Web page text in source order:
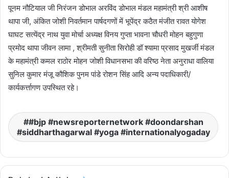
पूनम नौटियाल जी निरंजन डोभाल अरविंद डोभाल मंडल महामंत्री श्री आशीष
थापा जी, अंकित जोशी निवर्तमान पार्षदगणों में भूपेंद्र कठैत मंजीत रावत योगेश
घाघट सत्येंद्र नाथ युवा मोर्चा अध्यक्ष विनय गुप्ता भावना चौधरी मोहन बहुगुणा
प्रमोद थापा जीवन लामा , श्रीमती सुनीता सिरोही डॉ श्यामा प्रसाद मुखर्जी मंडल
के महामंत्री कमल राठोर मोहन जोशी विधानसभा की वरिष्ठ नेता अनुराधा वालिया
सुनिल कुमार मंजू कौशिक पुनम पांडे रोशन सिंह आदि अन्य पदाधिकारी/
कार्यकर्त्तागण उपस्थित रहे।
#bjp #newsreporternetwork #doondarshan
#siddharthagarwal #yoga #internationalyogaday